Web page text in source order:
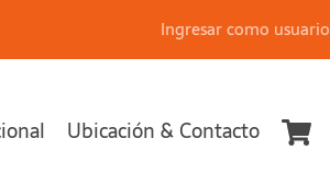
Ingresar como usuario
Ubicación & Contacto